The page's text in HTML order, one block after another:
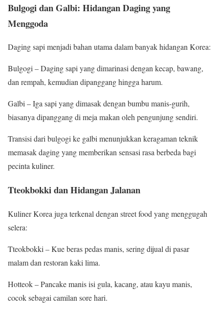
Bulgogi dan Galbi: Hidangan Daging yang
Menggoda
Daging sapi menjadi bahan utama dalam banyak hidangan Korea:
Bulgogi – Daging sapi yang dimarinasi dengan kecap, bawang,
dan rempah, kemudian dipanggang hingga harum.
Galbi – Iga sapi yang dimasak dengan bumbu manis-gurih,
biasanya dipanggang di meja makan oleh pengunjung sendiri.
Transisi dari bulgogi ke galbi menunjukkan keragaman teknik
memasak daging yang memberikan sensasi rasa berbeda bagi
pecinta kuliner.
Tteokbokki dan Hidangan Jalanan
Kuliner Korea juga terkenal dengan street food yang menggugah
selera:
Tteokbokki – Kue beras pedas manis, sering dijual di pasar
malam dan restoran kaki lima.
Hotteok – Pancake manis isi gula, kacang, atau kayu manis,
cocok sebagai camilan sore hari.